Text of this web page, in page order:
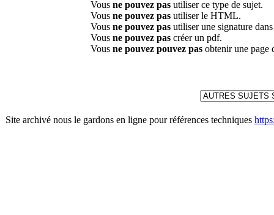
Vous ne pouvez pas utiliser ce type de sujet.
Vous ne pouvez pas utiliser le HTML.
Vous ne pouvez pas utiliser une signature
Vous ne pouvez pas créer un pdf.
Vous ne pouvez pouvez pas obtenir une page
Site archivé nous le gardons en ligne pour références techniques